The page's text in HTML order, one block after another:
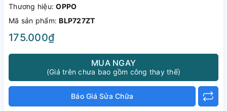
Thương hiệu:OPPO
Mã sản phẩm:BLP727ZT
175.000₫
MUA NGAY
(Giá trên chưa bao gồm công thay thế)
Báo Giá Sửa Chữa